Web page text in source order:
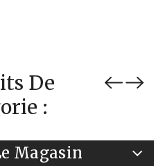
De
:
Magasin